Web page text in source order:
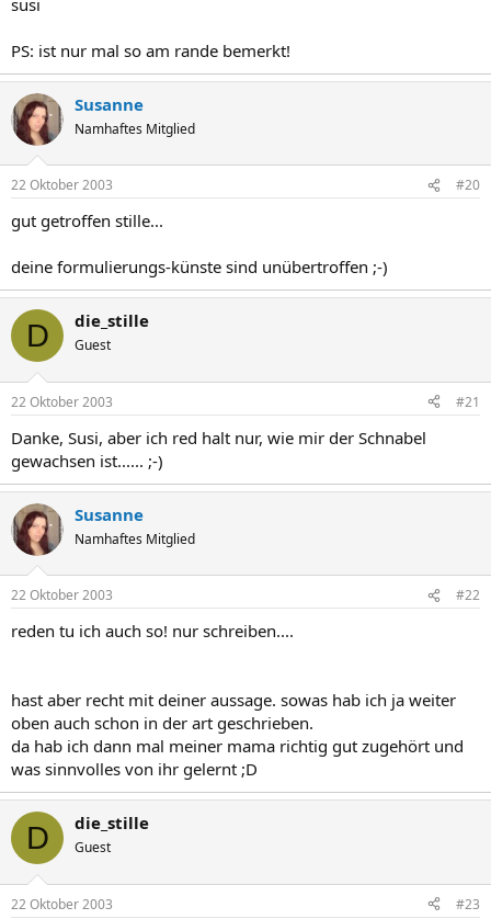
PS: ist nur mal so am rande bemerkt!
Susanne
Namhaftes Mitglied
22 Oktober 2003 #20
gut getroffen stille...
deine formulierungs-künste sind unübertroffen ;-)
D die_stille
Guest
22 Oktober 2003 #21
Danke, Susi, aber ich red halt nur, wie mir der Schnabel
gewachsen ist...... ;-)
Susanne
Namhaftes Mitglied
22 Oktober 2003 #22
reden tu ich auch so! nur schreiben....
hast aber recht mit deiner aussage. sowas hab ich ja weiter
oben auch schon in der art geschrieben.
da hab ich dann mal meiner mama richtig gut zugehört und
was sinnvolles von ihr gelernt ;D
D die_stille
Guest
22 Oktober 2003 #23